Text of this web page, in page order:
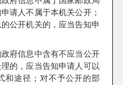
请人不属于本机关公开；
公开机关的，应当告知申
信息中含有不应当公开
的，应当告知申请人可以
和途径；对不予公开的部